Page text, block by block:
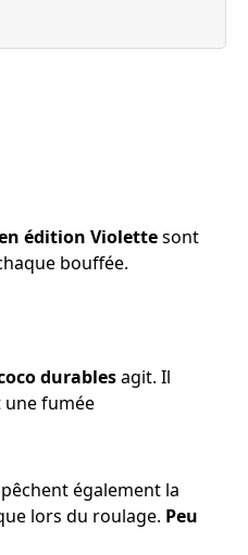
édition Violettesont
bouffée.
durablesagit. Il
une fumée
également la
lors du roulage. Peu